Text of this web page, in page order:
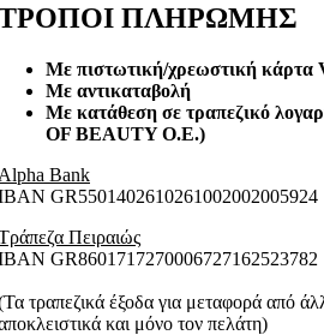
ΠΛΗΡΩΜΗΣ
Με πιστωτική/χρεωστική κάρτα
Με αντικαταβολή
Με κατάθεση σε τραπεζικό
OF BEAUTY O.E.)
Bank
GR5501402610261002002005924
Πειραιώς
GR8601717270006727162523782
τραπεζικά έξοδα για μεταφορά από
και μόνο τον πελάτη)